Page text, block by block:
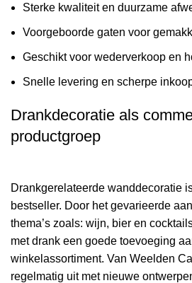
Sterke kwaliteit en duurzame
Voorgeboorde gaten voor
Geschikt voor wederverkoop en
Snelle levering en scherpe
Drankdecoratie als
productgroep
Drankgerelateerde wanddecoratie
bestseller. Door het gevarieerde
thema’s zoals: wijn, bier en
met drank een goede toevoeging
winkelassortiment. Van Weelden
regelmatig uit met nieuwe